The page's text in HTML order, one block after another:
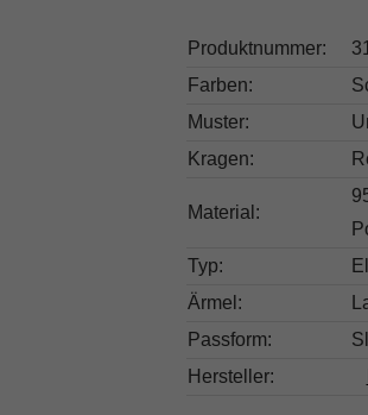
Produktnummer:
Farben:
Muster:
Kragen:
Material:
Typ:
Ärmel:
Passform:
Hersteller: